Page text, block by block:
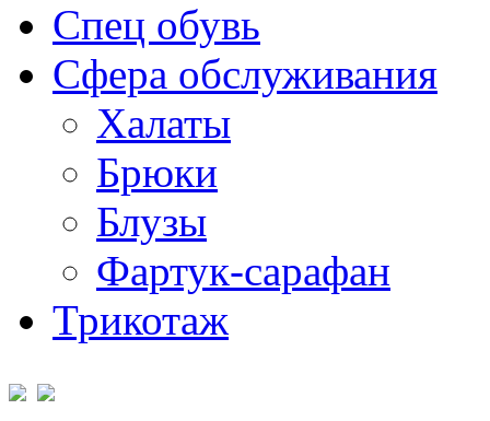
Спец обувь
Сфера обслуживания
Халаты
Брюки
Блузы
Фартук-сарафан
Трикотаж